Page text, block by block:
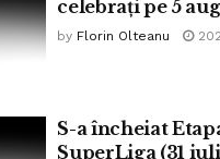
celebrați pe 5
by Florin Olteanu
S-a încheiat
SuperLiga (31